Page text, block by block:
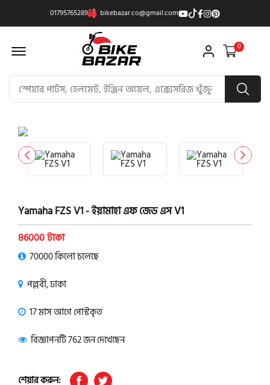
01795765289 bikebazar.co@gmail.com
Offcanvas Menu Open 0
product view
Yamaha FZS V1 - ইয়ামাহা এফ জেড এস V1
86000 টাকা
70000 কিলো চলেছে
পল্লবী, ঢাকা
17 মাস আগে পোস্টকৃত
বিজ্ঞাপনটি 762 জন দেখেছেন
শেয়ার করুন: